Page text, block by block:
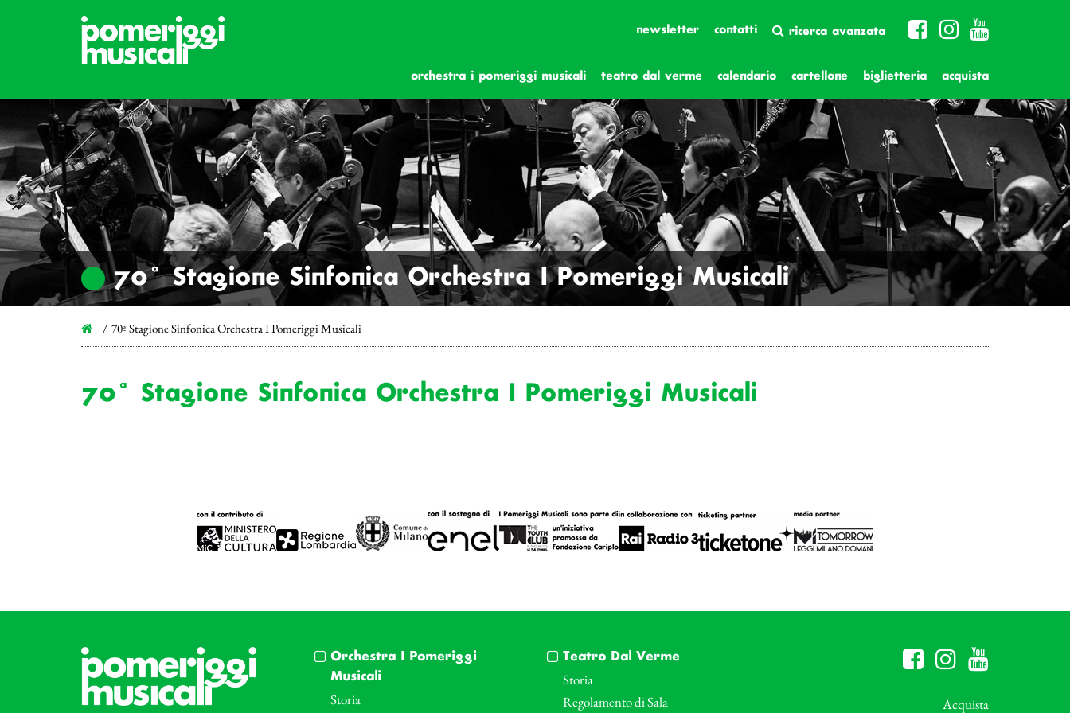
newsletter contatti ricerca avanzata
orchestra i pomeriggi musicali teatro dal verme calendario cartellone biglietteria acquista
70ª Stagione Sinfonica Orchestra I Pomeriggi Musicali
70ª Stagione Sinfonica Orchestra I Pomeriggi Musicali
70ª Stagione Sinfonica Orchestra I Pomeriggi Musicali
Orchestra I Pomeriggi
Musicali
Storia
Teatro Dal Verme
Storia
Regolamento di Sala
Acquista